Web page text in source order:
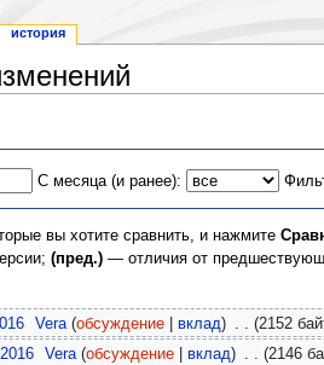
С месяца (и ранее):
вы хотите сравнить, и нажмите
(пред.)— отличия от
‎ Vera (обсуждение |вклад) . . (2152
‎ Vera (обсуждение |вклад) . . (2146
история